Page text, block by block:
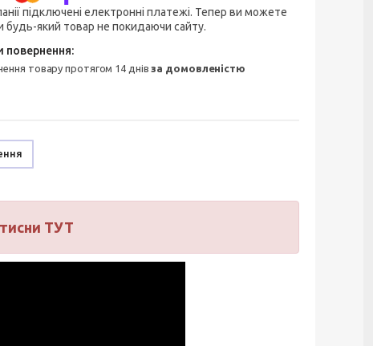
підключені електронні платежі. Тепер ви можете
будь-який товар не покидаючи сайту.
товару протягом 14 днівза домовленістю
тисни ТУТ